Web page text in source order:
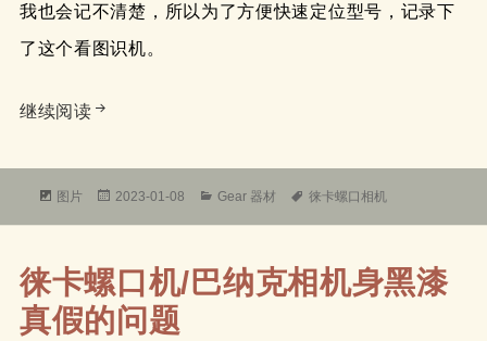
我也会记不清楚，所以为了方便快速定位型号，记录下
了这个看图识机。
继续阅读徕卡螺口机型号大全
格
图片
发
2023-01-08
分
Gear 器材
标
徕卡螺口相机
徕卡螺口机/巴纳克相机身黑漆
真假的问题